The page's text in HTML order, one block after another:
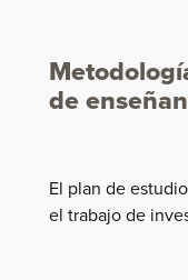
de
El plan de
el trabajo de